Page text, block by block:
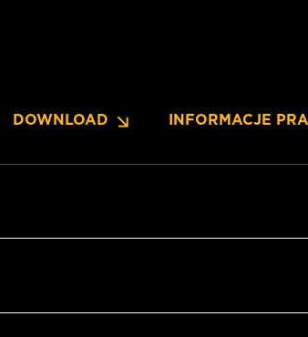
DOWNLOAD INFORMACJE